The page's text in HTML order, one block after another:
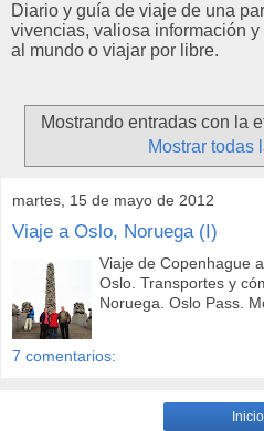
Diario y guía de viaje de una
vivencias, valiosa información
al mundo o viajar por libre.
Mostrando entradas con la
Mostrar todas
martes, 15 de mayo de 2012
Viaje a Oslo, Noruega (I)
Viaje de Copenhague
Oslo. Transportes y
Noruega. Oslo Pass.
7 comentarios:
Inicio